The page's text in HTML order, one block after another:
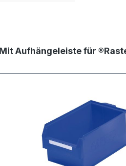
Aufhängeleiste für